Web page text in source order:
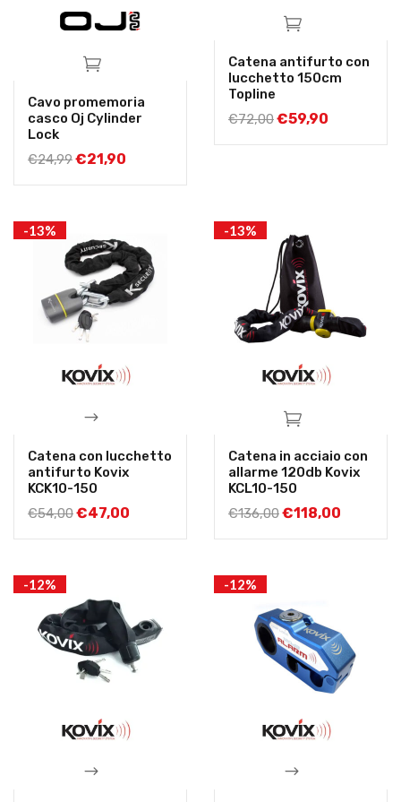
Cavo promemoria
casco Oj Cylinder
Lock
€24,99€21,90
Catena antifurto con
lucchetto 150cm
Topline
€72,00€59,90
-13%
Catena con lucchetto
antifurto Kovix
KCK10-150
€54,00€47,00
-13%
Catena in acciaio con
allarme 120db Kovix
KCL10-150
€136,00€118,00
-12% -12%